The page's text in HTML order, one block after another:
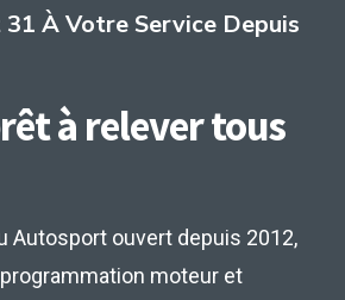
À Votre Service Depuis
à relevertous
Autosport ouvert depuis 2012,
moteur et